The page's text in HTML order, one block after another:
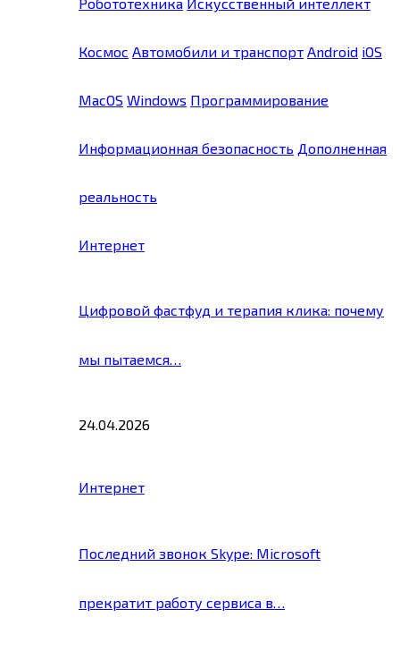
Космос Автомобили и транспорт Android iOS
MacOS Windows Программирование
Информационная безопасность Дополненная
реальность
Интернет
Цифровой фастфуд и терапия клика: почему
мы пытаемся…
24.04.2026
Интернет
Последний звонок Skype: Microsoft
прекратит работу сервиса в…